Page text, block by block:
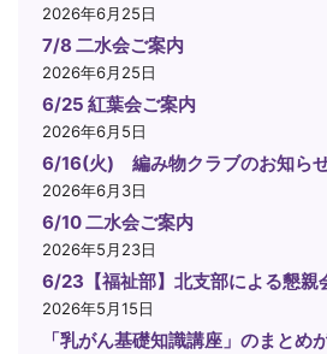
2026年6月25日
7/8 二水会ご案内
2026年6月25日
6/25 紅葉会ご案内
2026年6月5日
6/16(火) 編み物クラブのお知ら
2026年6月3日
6/10 二水会ご案内
2026年5月23日
6/23【福祉部】北支部による懇親
2026年5月15日
「乳がん基礎知識講座」のまとめ